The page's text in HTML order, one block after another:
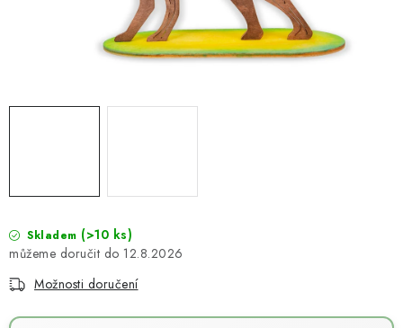
TIPY NA TVOŘENÍ
Moje objednávka
Skladem (>10 ks)
12.8.2026
Možnosti doručení